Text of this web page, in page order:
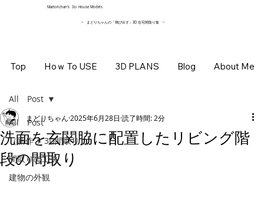
​Madorichan’s 3Ｄ House Models
Top Hoｗ To USE 3D PLANS Blog About Me
~ まどりちゃんの「飛び出す」3D 住宅間取り集 ~
All Post
（新作 ）3D間取り
間取りの工夫
建物の外観
All Post
洗面を玄関脇に配置したリビング階
段の間取り
まどりちゃん 2025年6月28日 読了時間: 2分